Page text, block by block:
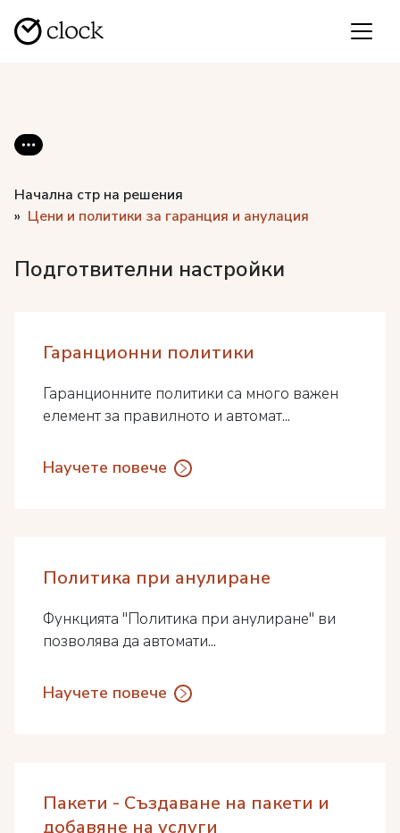
Начална стр на решения
Цени и политики за гаранция и анулация
Подготвителни настройки
Гаранционни политики
Гаранционните политики са много важен
елемент за правилното и автомат...
Научете повече
Политика при анулиране
Функцията "Политика при анулиране" ви
позволява да автомати...
Научете повече
Пакети - Създаване на пакети и
добавяне на услуги